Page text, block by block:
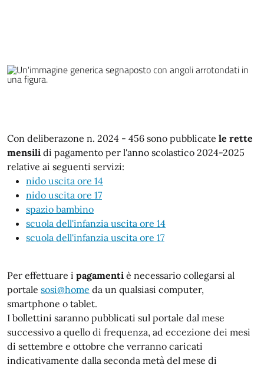
Con deliberazone n. 2024 - 456 sono pubblicate le rette
mensili di pagamento per l'anno scolastico 2024-2025
relative ai seguenti servizi:
nido uscita ore 14
nido uscita ore 17
spazio bambino
scuola dell'infanzia uscita ore 14
scuola dell'infanzia uscita ore 17
Per effettuare i pagamenti è necessario collegarsi al
portale sosi@home da un qualsiasi computer,
smartphone o tablet.
I bollettini saranno pubblicati sul portale dal mese
successivo a quello di frequenza, ad eccezione dei mesi
di settembre e ottobre che verranno caricati
indicativamente dalla seconda metà del mese di